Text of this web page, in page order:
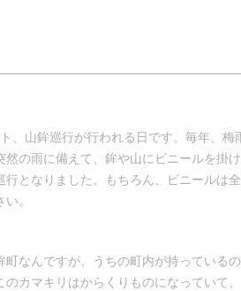
、山鉾巡行が行われる日です。毎年、
の雨に備えて、鉾や山にビニールを掛
となりました。もちろん、ビニールは
。
なんですが、うちの町内が持っている
カマキリはからくりものになっていて